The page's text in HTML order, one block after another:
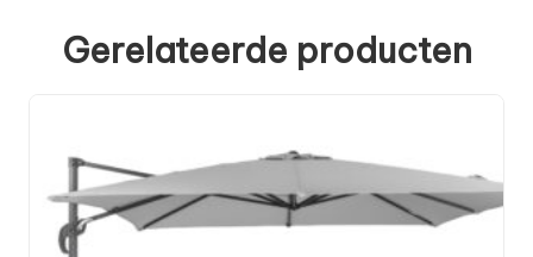
Gerelateerde producten